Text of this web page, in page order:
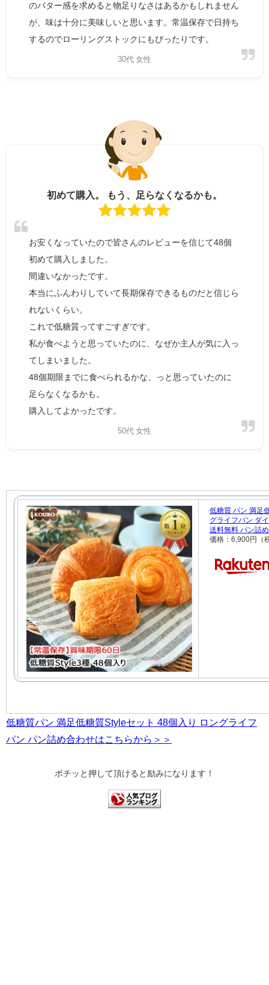
のバター感を求めると物足りなさはあるかもしれません
が、味は十分に美味しいと思います。常温保存で日持ち
するのでローリングストックにもぴったりです。
30代 女性
初めて購入。 もう、足らなくなるかも。
お安くなっていたので皆さんのレビューを信じて48個
初めて購入しました。
間違いなかったです。
本当にふんわりしていて長期保存できるものだと信じら
れないくらい。
これで低糖質ってすごすぎです。
私が食べようと思っていたのに、なぜか主人が気に入っ
てしまいました。
48個期限までに食べられるかな、っと思っていたのに
足らなくなるかも。
購入してよかったです。
50代 女性
低糖質 パン 満足
グライフパン ダ
送料無料 パン詰
価格：6,900円（
低糖質パン 満足低糖質Styleセット 48個入り ロングライフ
パン パン詰め合わせはこちらから＞＞
ポチッと押して頂けると励みになります！